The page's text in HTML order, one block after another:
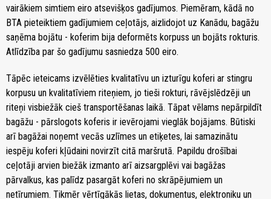
vairākiem simtiem eiro atsevišķos gadījumos. Piemēram, kādā no
BTA pieteiktiem gadījumiem ceļotājs, aizlidojot uz Kanādu, bagāžu
saņēma bojātu - koferim bija deformēts korpuss un bojāts rokturis.
Atlīdzība par šo gadījumu sasniedza 500 eiro.
Tāpēc ieteicams izvēlēties kvalitatīvu un izturīgu koferi ar stingru
korpusu un kvalitatīviem riteņiem, jo tieši rokturi, rāvējslēdzēji un
riteņi visbiežāk cieš transportēšanas laikā. Tāpat vēlams nepārpildīt
bagāžu - pārslogots koferis ir ievērojami vieglāk bojājams. Būtiski
arī bagāžai noņemt vecās uzlīmes un etiķetes, lai samazinātu
iespēju koferi kļūdaini novirzīt citā maršrutā. Papildu drošībai
ceļotāji arvien biežāk izmanto arī aizsargplēvi vai bagāžas
pārvalkus, kas palīdz pasargāt koferi no skrāpējumiem un
netīrumiem. Tikmēr vērtīgākās lietas, dokumentus, elektroniku un